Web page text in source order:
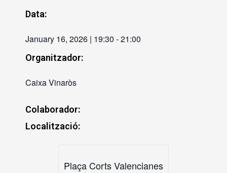
Data:
January 16, 2026 | 19:30 -21:00
Organitzador:
Caixa Vinaròs
Colaborador:
Localització:
Plaça Corts Valencianes